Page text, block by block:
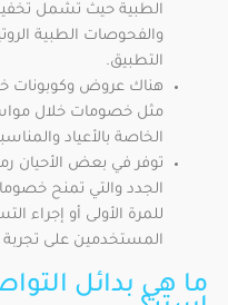
الطبية حيث تشمل
والفحوصات الطبية
التطبيق.
هناك عروض وكوبونات
مثل خصومات خلال
الخاصة بالأعياد
توفر في بعض الأحيان
الجدد والتي تمنح
للمرة الأولى أو إجراء
المستخدمين على
ما هي بدائل